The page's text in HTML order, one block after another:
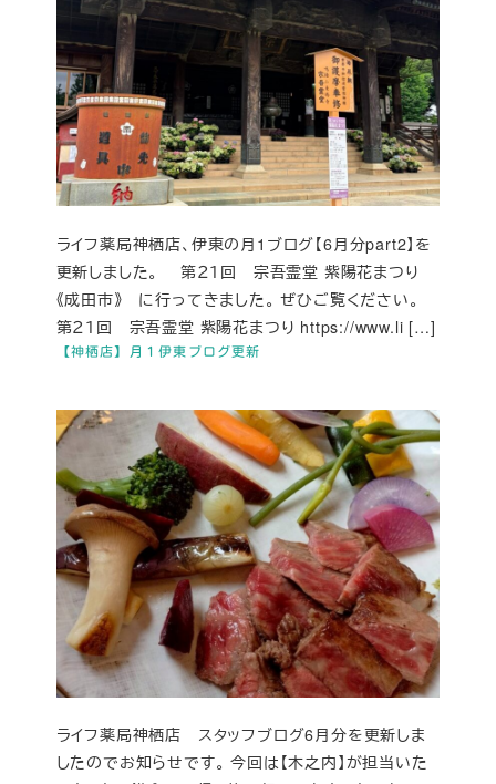
【神栖店】月１伊東ブログ更新
ライフ薬局神栖店、伊東の月1ブログ【6月分part2】を
更新しました。 第２１回 宗吾霊堂 紫陽花まつり
《成田市》 に行ってきました。 ぜひご覧ください。
第２１回 宗吾霊堂 紫陽花まつり https://www.li […]
ライフ薬局神栖店 スタッフブログ6月分を更新しま
したのでお知らせです。 今回は【木之内】が担当いた